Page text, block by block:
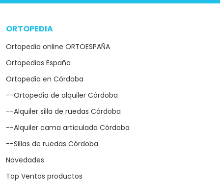
ORTOPEDIA
Ortopedia online ORTOESPAÑA
Ortopedias España
Ortopedia en Córdoba
--Ortopedia de alquiler Córdoba
--Alquiler silla de ruedas Córdoba
--Alquiler cama articulada Córdoba
--Sillas de ruedas Córdoba
Novedades
Top Ventas productos